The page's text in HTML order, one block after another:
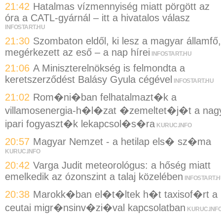
21:42 Hatalmas vízmennyiség miatt pörgött az
óra a CATL-gyárnál – itt a hivatalos válasz
INFOSTART.HU
21:30 Szombaton eldől, ki lesz a magyar államfő,
megérkezett az eső – a nap hírei INFOSTART.HU
21:06 A Miniszterelnökség is felmondta a
keretszerződést Balásy Gyula cégével
INFOSTART.HU
21:02 Rom�ni�ban felhatalmazt�k a
villamosenergia-h�l�zat �zemeltet�j�t a
ipari fogyaszt�k lekapcsol�s�ra KURUC.INFO
20:57 Magyar Nemzet - a hetilap els� sz�ma
KURUC.INFO
20:42 Varga Judit meteorológus: a hőség miatt
emelkedik az ózonszint a talaj közelében
20:38 Marokk�ban el�t�ltek h�t taxisof�rt a
ceutai migr�nsinv�zi�val kapcsolatban